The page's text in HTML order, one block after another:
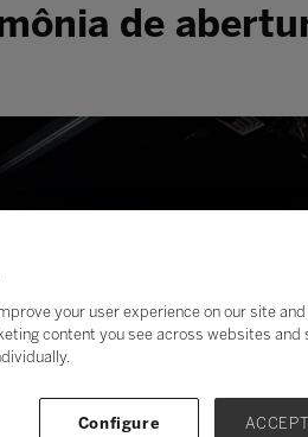
de
your user experience on our site
content you see across websites and
Configure ACCEPT